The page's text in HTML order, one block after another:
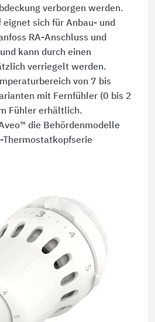
verborgen werden.
sich für Anbau- und
RA-Anschluss und
kann durch einen
verriegelt werden.
von 7 bis
mit Fernfühler (0 bis 2
Fühler erhältlich.
die Behördenmodelle
Thermostatkopfserie